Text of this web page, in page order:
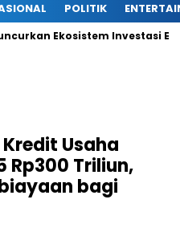
POLITIK
Ekosistem Investasi Emas
Usaha
Rp300 Triliun,
bagi